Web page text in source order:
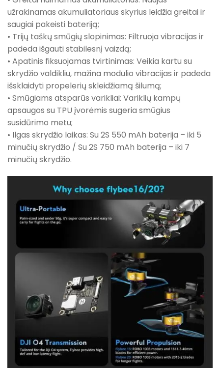
užrakinamas akumuliatoriaus skyrius leidžia greitai ir
saugiai pakeisti bateriją;
• Trijų taškų smūgių slopinimas: Filtruoja vibracijas ir
padeda išgauti stabilesnį vaizdą;
• Apatinis fiksuojamas tvirtinimas: Veikia kartu su
skrydžio valdikliu, mažina modulio vibracijas ir padeda
išsklaidyti propelerių skleidžiamą šilumą;
• Smūgiams atsparūs varikliai: Variklių kampų
apsaugos su TPU įvorėmis sugeria smūgius
susidūrimo metu;
• Ilgas skrydžio laikas: Su 2S 550 mAh baterija – iki 5
minučių skrydžio / Su 2S 750 mAh baterija – iki 7
minučių skrydžio.